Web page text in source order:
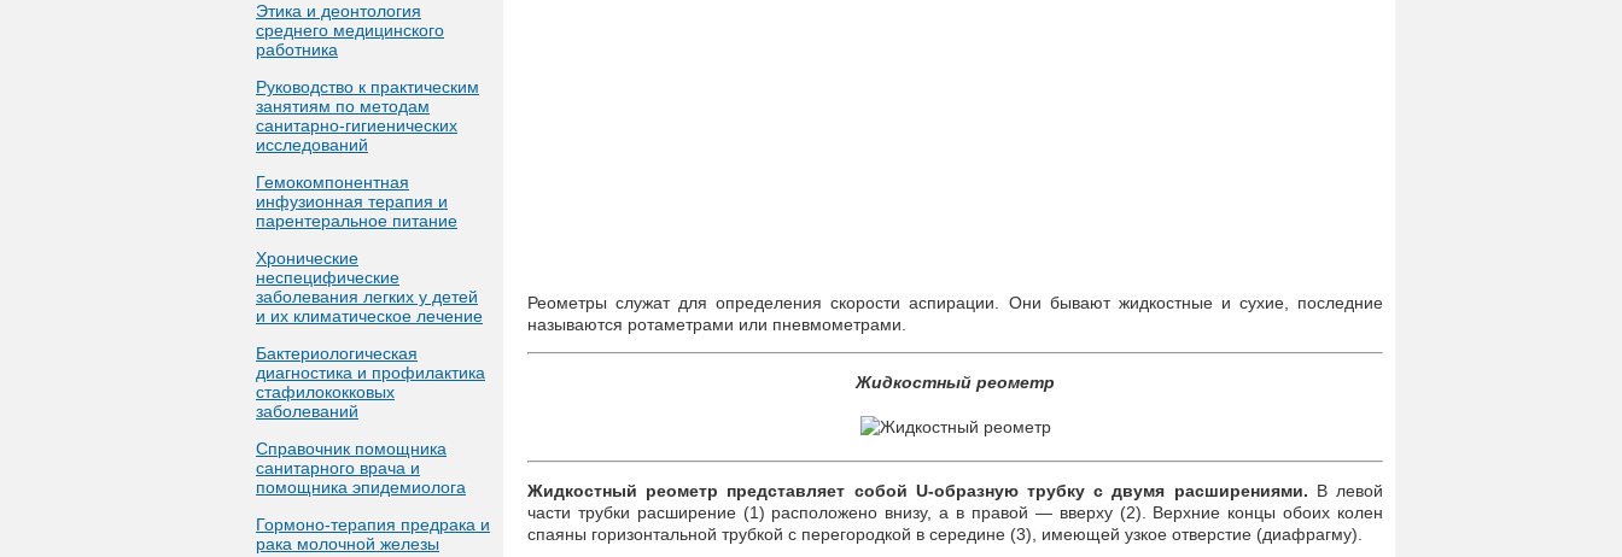
Этика и деонтология
среднего медицинского
работника
Руководство к практическим
занятиям по методам
санитарно-гигиенических
исследований
Гемокомпонентная
инфузионная терапия и
парентеральное питание
Хронические
неспецифические
заболевания легких у детей
и их климатическое лечение
Бактериологическая
диагностика и профилактика
стафилококковых
заболеваний
Справочник помощника
санитарного врача и
помощника эпидемиолога
Гормоно-терапия предрака и
рака молочной железы
Реометры служат для определения скорости аспирации. Они бывают жидкостные и сухие, последние
называются ротаметрами или пневмометрами.
Жидкостный реометр
Жидкостный реометр представляет собой U-образную трубку с двумя расширениями. В левой
части трубки расширение (1) расположено внизу, а в правой — вверху (2). Верхние концы обоих колен
спаяны горизонтальной трубкой с перегородкой в середине (3), имеющей узкое отверстие (диафрагму).